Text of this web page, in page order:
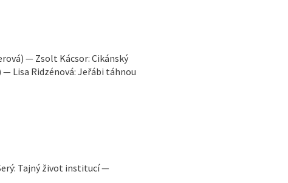
— Zsolt Kácsor: Cikánský
Lisa Ridzénová: Jeřábi táhnou
Tajný život institucí —